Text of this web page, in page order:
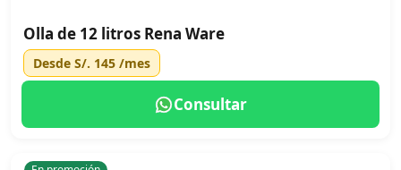
Olla de 12 litros Rena Ware
Desde S/. 145 /mes
Consultar